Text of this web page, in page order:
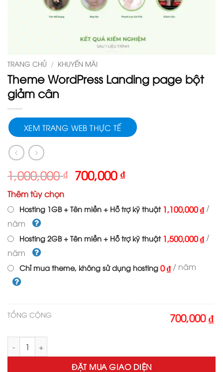
TRANG CHỦ / KHUYẾN MÃI
Theme WordPress Landing page bột
giảm cân
XEM TRANG WEB THỰC TẾ
1,000,000₫ Giá
gốc
1,000,000 ₫.
700,000₫Giá
là:
Thêm tùy chọn
Hosting 1GB + Tên miền + Hỗ trợ kỹ thuật 1,100,000 ₫ /
năm
Hosting 2GB + Tên miền + Hỗ trợ kỹ thuật 1,500,000 ₫ /
năm
Chỉ mua theme, không sử dụng hosting 0 ₫ / năm
TỔNG CỘNG 700,000 ₫
Theme WordPress Landing page bột giảm cân số lượng
ĐẶT MUA GIAO DIỆN